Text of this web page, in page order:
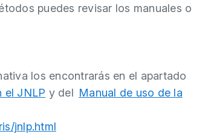
puedes revisar los manuales o
los encontrarás en el apartado
el JNLP y del Manual de uso de la
jnlp.html